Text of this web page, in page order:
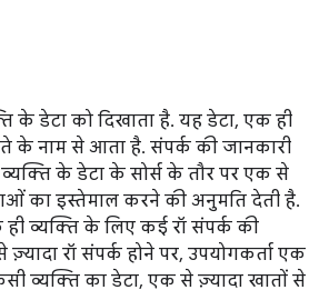
के डेटा को दिखाता है. यह डेटा, एक ही
नाम से आता है. संपर्क की जानकारी
व्यक्ति के डेटा के सोर्स के तौर पर एक से
का इस्तेमाल करने की अनुमति देती है.
व्यक्ति के लिए कई रॉ संपर्क की
रॉ संपर्क होने पर, उपयोगकर्ता एक
व्यक्ति का डेटा, एक से ज़्यादा खातों से